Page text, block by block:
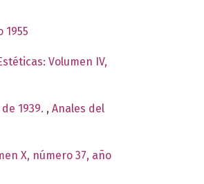
1955
Volumen IV,
1939. , Anales del
X, número 37, año